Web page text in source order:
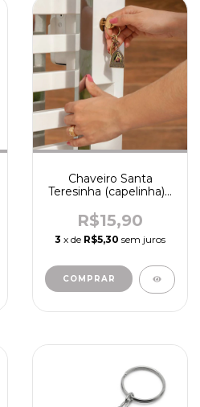
Chaveiro Santa
Teresinha (capelinha) /
R$15,90
3 x de R$5,30 sem juros